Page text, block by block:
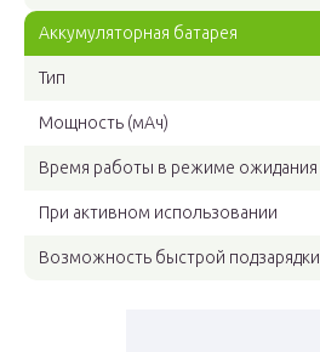
Аккумуляторная батарея
Тип
Мощность (мАч)
Время работы в режиме ожидания
При активном использовании
Возможность быстрой подзарядки